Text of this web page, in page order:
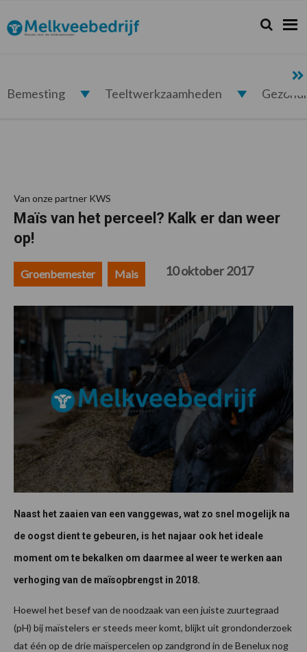
de
hoofdnavigatie
de
hoofd
de
eerste
de
voettekst
Melkveebedrijf.nl Zoeken...
Zoek
Bemesting Teeltwerkzaamheden
Van onze partner KWS
Maïs van het perceel? Kalk er dan weer
op!
Groenbemester Mais 10 oktober 2017
Naast het zaaien van een vanggewas, wat zo snel mogelijk na
de oogst dient te gebeuren, is het najaar ook het ideale
moment om te bekalken om daarmee al weer te werken aan
verhoging van de maïsopbrengst in 2018.
Hoewel het besef van de noodzaak van een juiste zuurtegraad
(pH) bij maïstelers er steeds meer komt, blijkt uit grondonderzoek
dat één op de drie maïspercelen op zandgrond in de Benelux nog